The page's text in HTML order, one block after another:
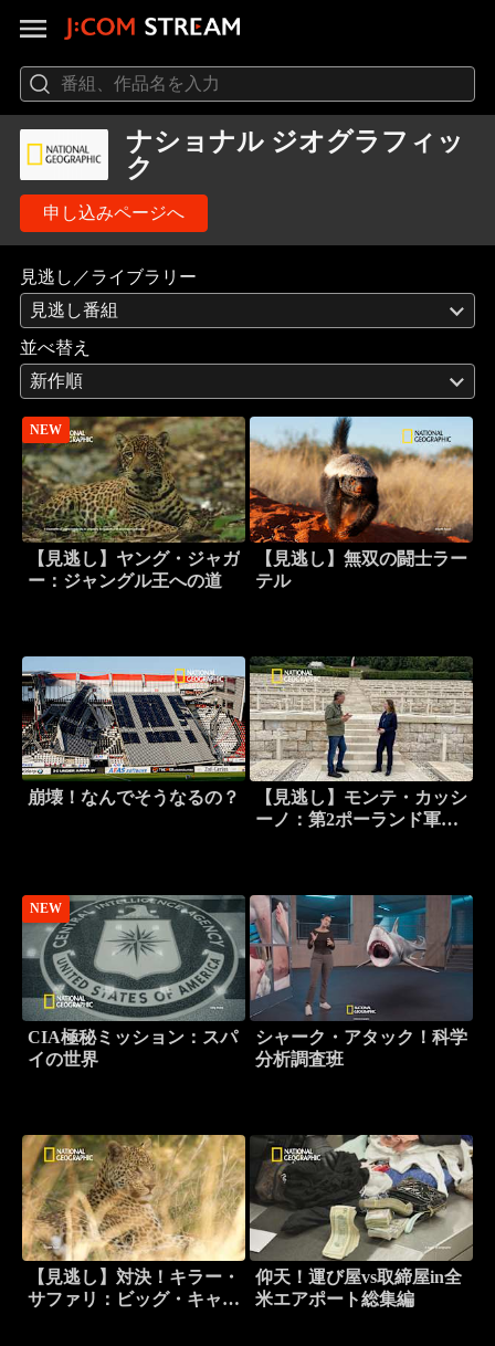
ナショナル ジオグラフィッ
ク
申し込みページへ
見逃し／ライブラリー
見逃し番組
並べ替え
新作順
NEW
【見逃し】ヤング・ジャガ
ー：ジャングル王への道
【見逃し】無双の闘士ラー
テル
崩壊！なんでそうなるの？
【見逃し】モンテ・カッシ
ーノ：第2ポーランド軍団
NEW
CIA極秘ミッション：スパ
イの世界
シャーク・アタック！科学
分析調査班
【見逃し】対決！キラー・
サファリ：ビッグ・キャッ
仰天！運び屋vs取締屋in全
米エアポート総集編